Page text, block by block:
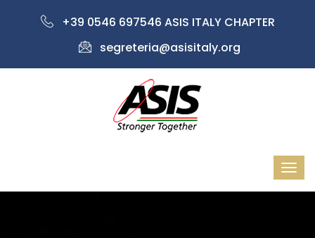
+39 0546 697546 ASIS ITALY CHAPTER
segreteria@asisitaly.org